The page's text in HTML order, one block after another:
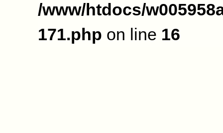
/www/htdocs/
171.php on line 16